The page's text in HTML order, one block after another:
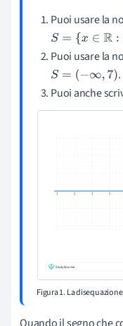
Puoi usare la
S= {x∈R: x< 7}
Puoi usare la
S= (− ∞,7)
.
Puoi anche
Figura 1. La